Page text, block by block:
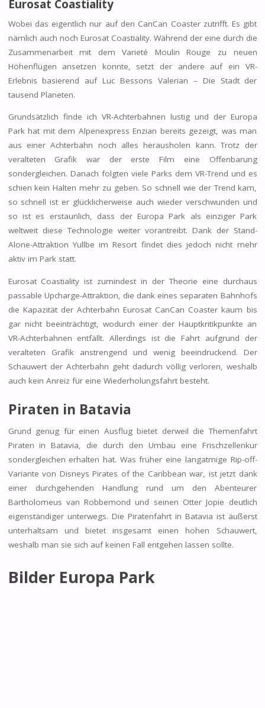
Eurosat Coastiality
Wobei das eigentlich nur auf den CanCan Coaster zutrifft. Es gibt
nämlich auch noch Eurosat Coastiality. Während der eine durch die
Zusammenarbeit mit dem Varieté Moulin Rouge zu neuen
Höhenflügen ansetzen konnte, setzt der andere auf ein VR-
Erlebnis basierend auf Luc Bessons Valerian – Die Stadt der
tausend Planeten.
Grundsätzlich finde ich VR-Achterbahnen lustig und der Europa
Park hat mit dem Alpenexpress Enzian bereits gezeigt, was man
aus einer Achterbahn noch alles herausholen kann. Trotz der
veralteten Grafik war der erste Film eine Offenbarung
sondergleichen. Danach folgten viele Parks dem VR-Trend und es
schien kein Halten mehr zu geben. So schnell wie der Trend kam,
so schnell ist er glücklicherweise auch wieder verschwunden und
so ist es erstaunlich, dass der Europa Park als einziger Park
weltweit diese Technologie weiter vorantreibt. Dank der Stand-
Alone-Attraktion Yullbe im Resort findet dies jedoch nicht mehr
aktiv im Park statt.
Eurosat Coastiality ist zumindest in der Theorie eine durchaus
passable Upcharge-Attraktion, die dank eines separaten Bahnhofs
die Kapazität der Achterbahn Eurosat CanCan Coaster kaum bis
gar nicht beeinträchtigt, wodurch einer der Hauptkritikpunkte an
VR-Achterbahnen entfällt. Allerdings ist die Fahrt aufgrund der
veralteten Grafik anstrengend und wenig beeindruckend. Der
Schauwert der Achterbahn geht dadurch völlig verloren, weshalb
auch kein Anreiz für eine Wiederholungsfahrt besteht.
Piraten in Batavia
Grund genug für einen Ausflug bietet derweil die Themenfahrt
Piraten in Batavia, die durch den Umbau eine Frischzellenkur
sondergleichen erhalten hat. Was früher eine langatmige Rip-off-
Variante von Disneys Pirates of the Caribbean war, ist jetzt dank
einer durchgehenden Handlung rund um den Abenteurer
Bartholomeus van Robbemond und seinen Otter Jopie deutlich
eigenständiger unterwegs. Die Piratenfahrt in Batavia ist äußerst
unterhaltsam und bietet insgesamt einen hohen Schauwert,
weshalb man sie sich auf keinen Fall entgehen lassen sollte.
Bilder Europa Park